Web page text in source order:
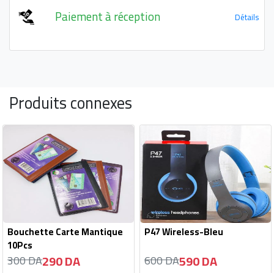
Paiement à réception Détails
Produits connexes
Bouchette Carte Mantique
10Pcs
300 DA290 DA
P47 Wireless-Bleu
600 DA590 DA